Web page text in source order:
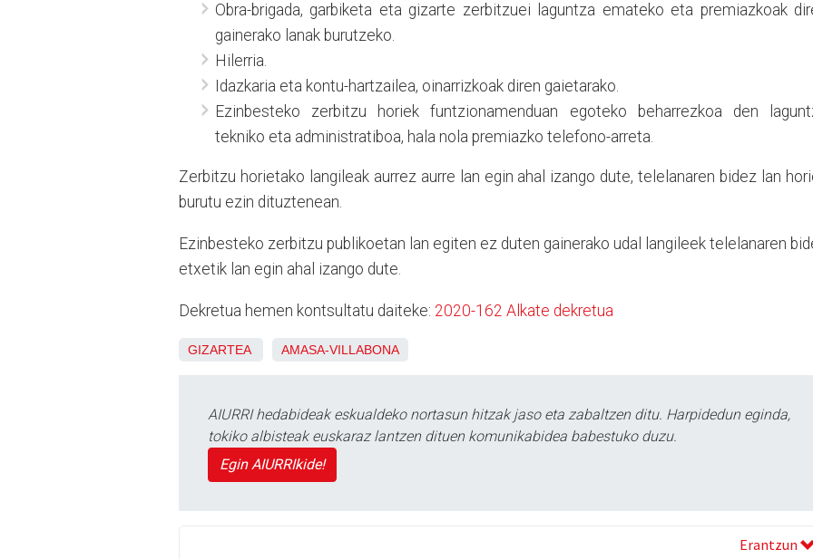
Obra-brigada, garbiketa eta gizarte zerbitzuei laguntza emateko eta premiazkoak
gainerako lanak burutzeko.
Hilerria.
Idazkaria eta kontu-hartzailea, oinarrizkoak diren gaietarako.
Ezinbesteko zerbitzu horiek funtzionamenduan egoteko beharrezkoa den
tekniko eta administratiboa, hala nola premiazko telefono-arreta.
Zerbitzu horietako langileak aurrez aurre lan egin ahal izango dute, telelanaren bidez lan
burutu ezin dituztenean.
Ezinbesteko zerbitzu publikoetan lan egiten ez duten gainerako udal langileek telelanaren
etxetik lan egin ahal izango dute.
Dekretua hemen kontsultatu daiteke: 2020-162 Alkate dekretua
GIZARTEA AMASA-VILLABONA
AIURRI hedabideak eskualdeko nortasun hitzak jaso eta zabaltzen ditu. Harpidedun eginda,
tokiko albisteak euskaraz lantzen dituen komunikabidea babestuko duzu.
Egin AIURRIkide!
Erantzun